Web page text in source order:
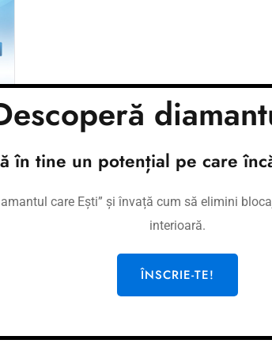
în tine un potențial pe care
care Ești” și învață cum să elimini
interioară.
ÎNSCRIE-TE!